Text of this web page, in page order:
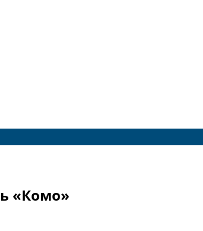
«Комо»